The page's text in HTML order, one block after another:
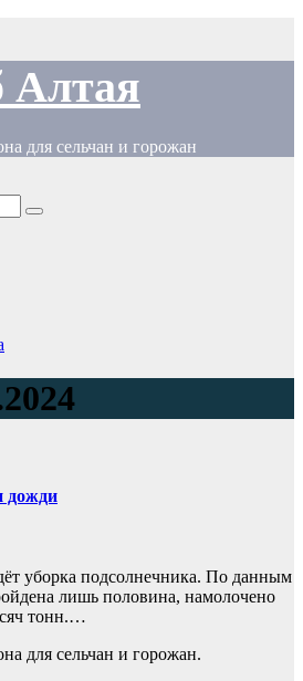
Алтая
для сельчан и горожан
дожди
уборка подсолнечника. По данным
лишь половина, намолочено
тонн.…
для сельчан и горожан.